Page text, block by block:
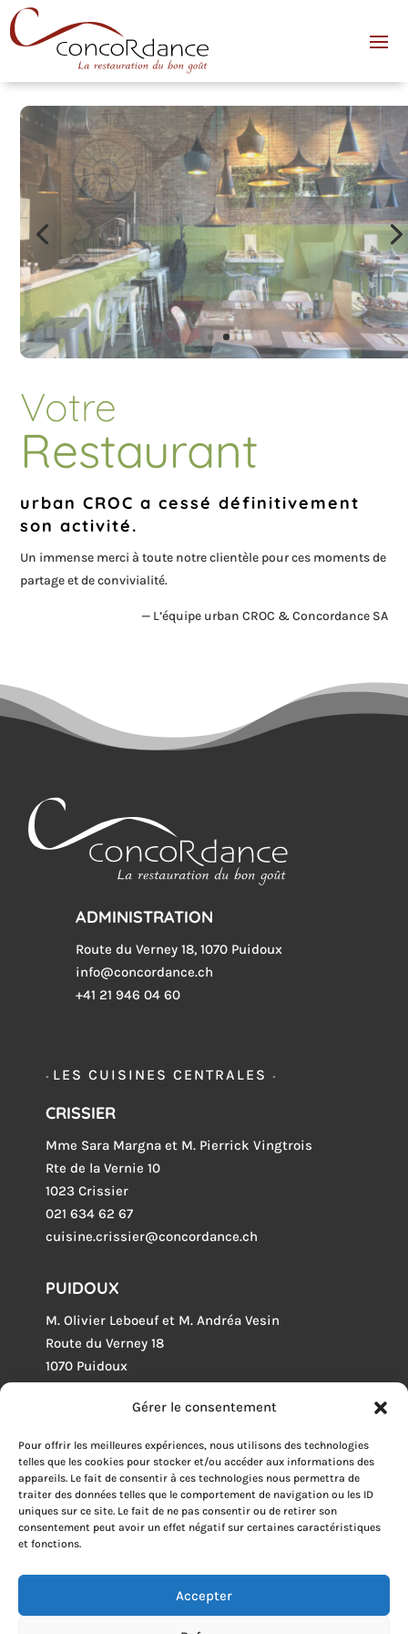
Gérer le consentement
Pour offrir les meilleures expériences, nous utilisons des technologies
telles que les cookies pour stocker et/ou accéder aux informations des
appareils. Le fait de consentir à ces technologies nous permettra de
traiter des données telles que le comportement de navigation ou les ID
uniques sur ce site. Le fait de ne pas consentir ou de retirer son
consentement peut avoir un effet négatif sur certaines caractéristiques
et fonctions.
Accepter
Votre
Restaurant
urban CROC a cessé définitivement
son activité.
Un immense merci à toute notre clientèle pour ces moments de
partage et de convivialité.
— L’équipe urban CROC & Concordance SA
ADMINISTRATION
Route du Verney 18, 1070 Puidoux
info@concordance.ch
+41 21 946 04 60
-LES CUISINES CENTRALES-
CRISSIER
Mme Sara Margna et M. Pierrick Vingtrois
Rte de la Vernie 10
1023 Crissier
021 634 62 67
cuisine.crissier@concordance.ch
PUIDOUX
M. Olivier Leboeuf et M. Andréa Vesin
Route du Verney 18
1070 Puidoux
cuisine.puidoux@concordance.ch
LEYSIN
M. Cyrille Tillard
p.a. l’ODMER
Rue du Village 26
cuisine.leysin@concordance.ch